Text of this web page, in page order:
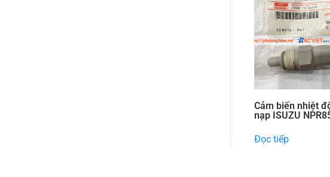
Cảm biến nhiệt
nạp ISUZU
Đọc tiếp